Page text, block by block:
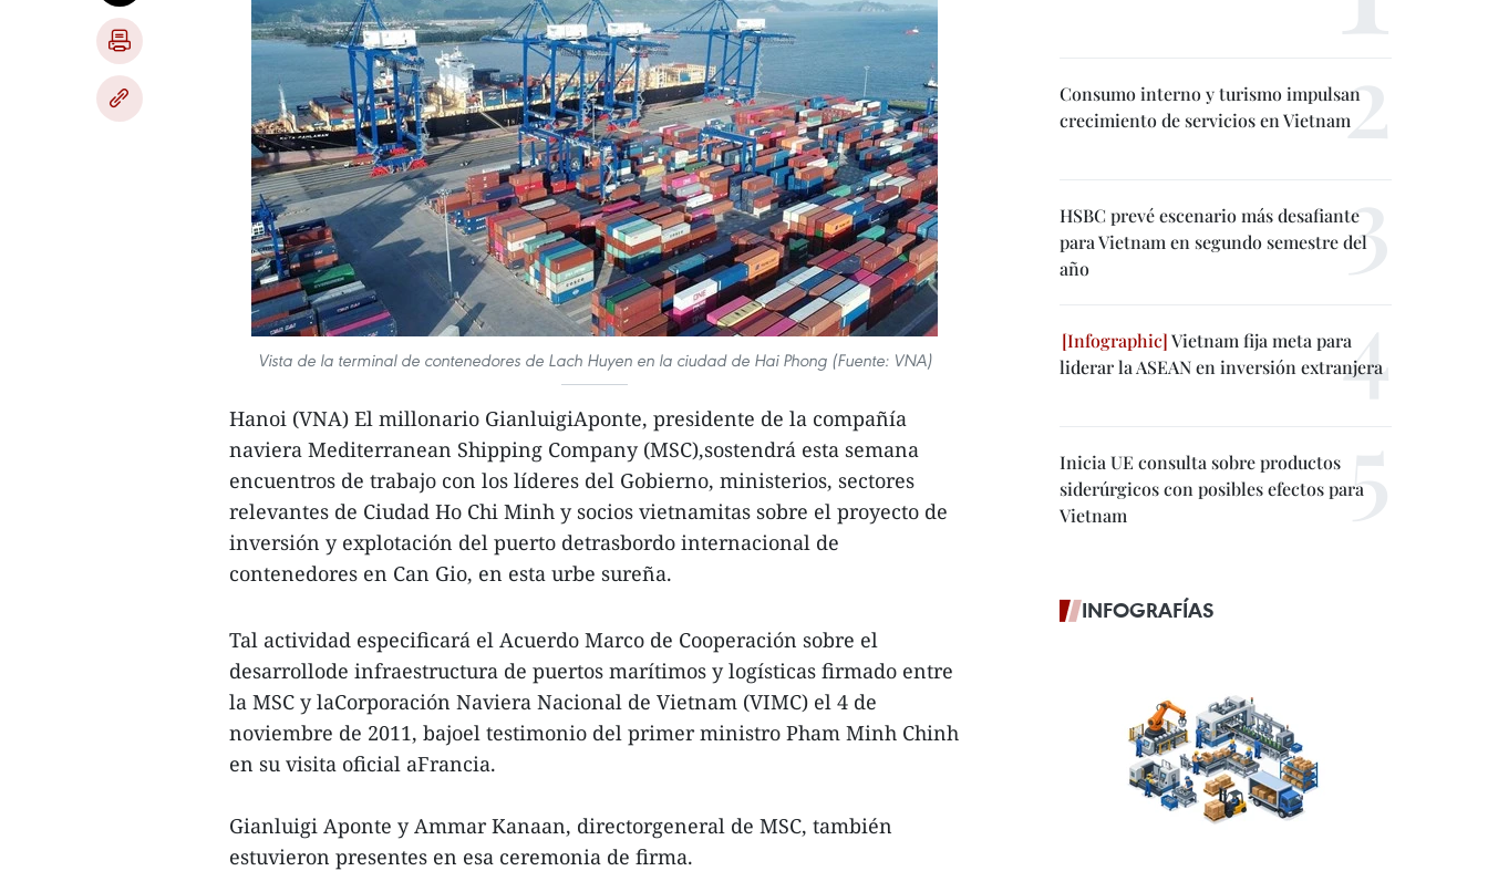
Vista de la terminal de contenedores de Lach Huyen en la ciudad de Hai Phong (Fuente: VNA)
Hanoi (VNA) El millonario GianluigiAponte, presidente de la compañía
naviera Mediterranean Shipping Company (MSC),sostendrá esta semana
encuentros de trabajo con los líderes del Gobierno, ministerios, sectores
relevantes de Ciudad Ho Chi Minh y socios vietnamitas sobre el proyecto de
inversión y explotación del puerto detrasbordo internacional de
contenedores en Can Gio, en esta urbe sureña.
Tal actividad especificará el Acuerdo Marco de Cooperación sobre el
desarrollode infraestructura de puertos marítimos y logísticas firmado entre
la MSC y laCorporación Naviera Nacional de Vietnam (VIMC) el 4 de
noviembre de 2011, bajoel testimonio del primer ministro Pham Minh Chinh
en su visita oficial aFrancia.
Gianluigi Aponte y Ammar Kanaan, directorgeneral de MSC, también
estuvieron presentes en esa ceremonia de firma.
Consumo interno y turismo impulsan
crecimiento de servicios en Vietnam
HSBC prevé escenario más desafiante
para Vietnam en segundo semestre del
año
Vietnam fija meta para
liderar la ASEAN en inversión extranjera
Inicia UE consulta sobre productos
siderúrgicos con posibles efectos para
Vietnam
INFOGRAFÍAS